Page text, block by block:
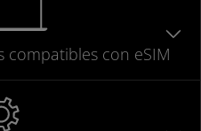
compatibles con eSIM